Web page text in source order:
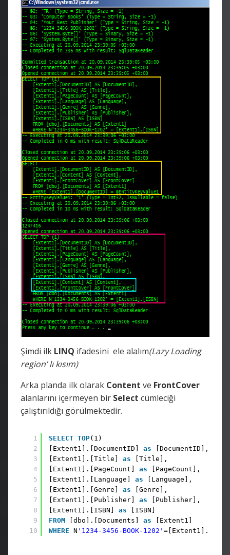
Şimdi ilk LINQ ifadesini ele alalım(Lazy Loading
region’ lı kısım)
Arka planda ilk olarak Content ve FrontCover
alanlarını içermeyen bir Select cümleciği
çalıştırıldığı görülmektedir.
1
2
3
4
5
6
7
8
9
10
SELECT TOP(1)
[Extent1].[DocumentID] as
[DocumentID],
[Extent1].[Title] as
[Title],
[Extent1].[PageCount] as
[PageCount],
[Extent1].[Language] as
[Language],
[Extent1].[Genre] as
[Genre],
[Extent1].[Publisher] as
[Publisher],
[Extent1].[ISBN] as
[ISBN]
FROM
[dbo].[Documents] as
[Extent1]
WHERE N '1234-3456-BOOK-1202'